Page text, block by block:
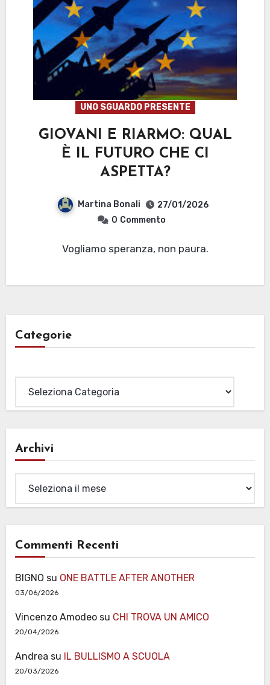
UNO SGUARDO PRESENTE
GIOVANI E RIARMO: QUAL
È IL FUTURO CHE CI
ASPETTA?
Martina Bonali
27/01/2026
0 Commento
Vogliamo speranza, non paura.
Categorie
Archivi
Commenti Recenti
BIGNO su ONE BATTLE AFTER ANOTHER
03/06/2026
Vincenzo Amodeosu CHI TROVA UN AMICO
20/04/2026
Andrea su IL BULLISMO A SCUOLA
20/03/2026